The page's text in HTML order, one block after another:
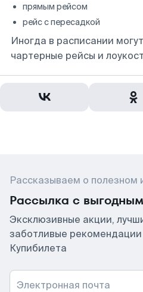
прямым рейсом
рейс с пересадкой
Иногда в расписании
чартерные рейсы и
Рассказываем о полезном
Рассылка с
Эксклюзивные акции,
заботливые рекомендации
Купибилета
Электронная почта